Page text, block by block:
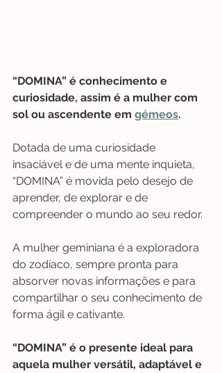
“DOMINA” é conhecimento e
curiosidade, assim é a mulher com
sol ou ascendente em gémeos.
Dotada de uma curiosidade
insaciável e de uma mente inquieta,
“DOMINA” é movida pelo desejo de
aprender, de explorar e de
compreender o mundo ao seu redor.
A mulher geminiana é a exploradora
do zodíaco, sempre pronta para
absorver novas informações e para
compartilhar o seu conhecimento de
forma ágil e cativante.
“DOMINA” é o presente ideal para
aquela mulher versátil, adaptável e